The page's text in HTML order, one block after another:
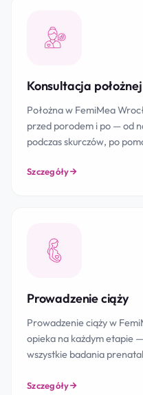
Konsultacja położnej
Położna w FemiMea
przed porodem i po — od
podczas skurczów, po
Szczegóły
Prowadzenie ciąży
Prowadzenie ciąży w
opieka na każdym etapie
wszystkie badania
Szczegóły